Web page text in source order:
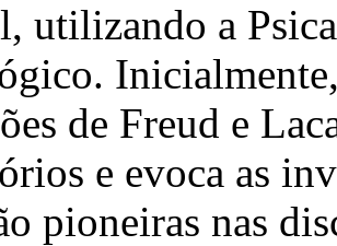
utilizando a
de Freud e
e evoca as
pioneiras nas